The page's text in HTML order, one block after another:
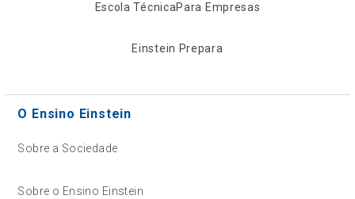
Escola TécnicaPara Empresas
Einstein Prepara
O Ensino Einstein
Sobre a Sociedade
Sobre o Ensino Einstein